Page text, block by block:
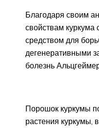
Благодаря своим
свойствам куркума
средством для
дегенеративными
болезнь
Порошок куркумы
растения